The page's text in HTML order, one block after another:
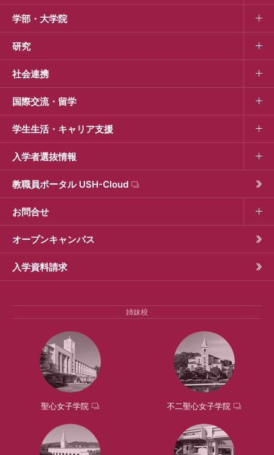
学部・大学院
研究
社会連携
国際交流・留学
学生生活・キャリア支援
入学者選抜情報
教職員ポータル USH-Cloud
お問合せ
オープンキャンパス
入学資料請求
姉妹校
聖心女子学院 不二聖心女子学院